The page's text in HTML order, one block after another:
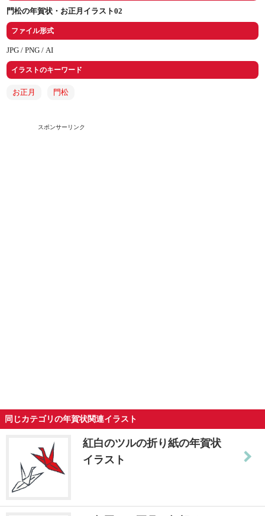
門松の年賀状・お正月イラスト02
ファイル形式
JPG /PNG / AI
イラストのキーワード
お正月 門松
スポンサーリンク
同じカテゴリの年賀状関連イラスト
紅白のツルの折り紙の年賀状
イラスト